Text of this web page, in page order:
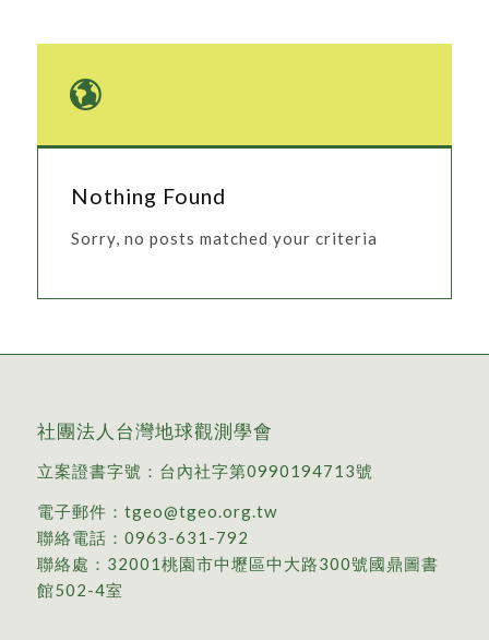
Nothing Found
Sorry, no posts matched your criteria
社團法人台灣地球觀測學會
立案證書字號：台內社字第0990194713號
電子郵件： tgeo@tgeo.org.tw
聯絡電話： 0963-631-792
聯絡處： 32001桃園市中壢區中大路300號國鼎圖書
館502-4室